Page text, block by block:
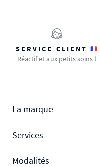
SERVICE CLIENT
Réactif et aux petits soins !
La marque
Services
Modalités